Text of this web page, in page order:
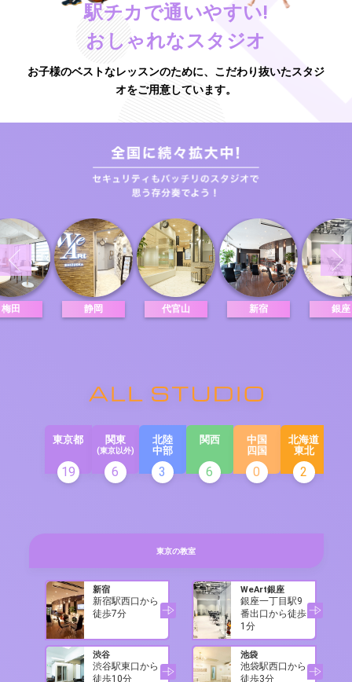
駅チカで通いやすい!
おしゃれなスタジオ
お子様のベストなレッスンのために、こだわり抜いたスタジ
オをご用意しています。
梅田 静岡 代官山 新宿 銀座